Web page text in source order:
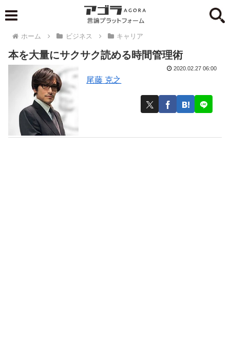
ホーム ビジネス キャリア
本を大量にサクサク読める時間管理術
尾藤 克之
2020.02.27 06:00